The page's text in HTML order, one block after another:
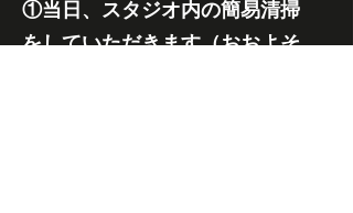
①当日、スタジオ内の簡易清掃
をしていただきます（おおよそ